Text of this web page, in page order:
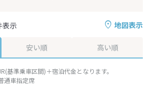
地図表示
表示
安い順 高い順
基準乗車区間)＋宿泊代金となります。
通車指定席